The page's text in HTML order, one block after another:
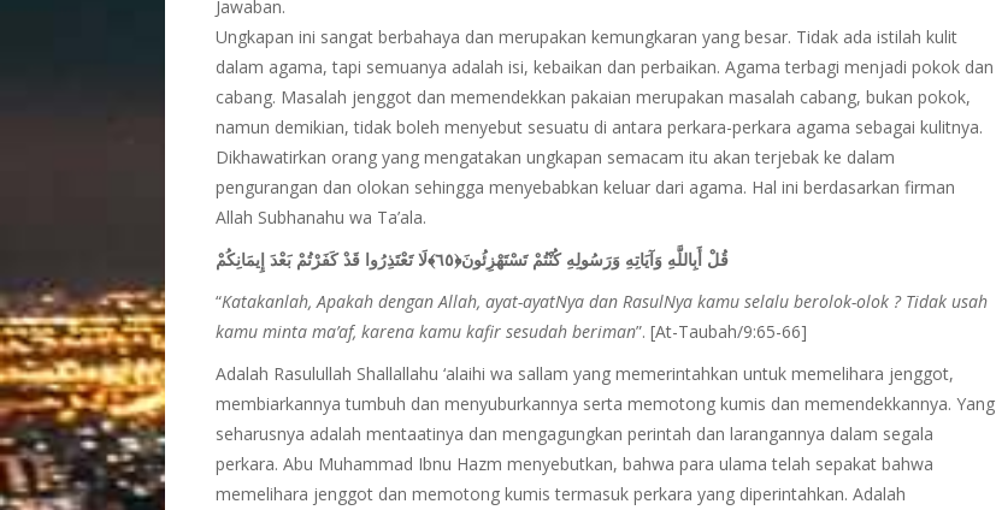
Jawaban.
Ungkapan ini sangat berbahaya dan merupakan kemungkaran yang besar. Tidak ada istilah kulit
dalam agama, tapi semuanya adalah isi, kebaikan dan perbaikan. Agama terbagi menjadi pokok dan
cabang. Masalah jenggot dan memendekkan pakaian merupakan masalah cabang, bukan pokok,
namun demikian, tidak boleh menyebut sesuatu di antara perkara-perkara agama sebagai kulitnya.
Dikhawatirkan orang yang mengatakan ungkapan semacam itu akan terjebak ke dalam
pengurangan dan olokan sehingga menyebabkan keluar dari agama. Hal ini berdasarkan firman
Allah Subhanahu wa Ta’ala.
قُلْ أَبِاللَّهِ وَآيَاتِهِ وَرَسُولِهِ كُنْتُمْ تَسْتَهْزِئُونَ﴿٦٥﴾لَا تَعْتَذِرُوا قَدْ كَفَرْتُمْ بَعْدَ إِيمَانِكُمْ
“Katakanlah, Apakah dengan Allah, ayat-ayatNya dan RasulNya kamu selalu berolok-olok ? Tidak usah
kamu minta ma’af, karena kamu kafir sesudah beriman”. [At-Taubah/9:65-66]
Adalah Rasulullah Shallallahu ‘alaihi wa sallam yang memerintahkan untuk memelihara jenggot,
membiarkannya tumbuh dan menyuburkannya serta memotong kumis dan memendekkannya. Yang
seharusnya adalah mentaatinya dan mengagungkan perintah dan larangannya dalam segala
perkara. Abu Muhammad Ibnu Hazm menyebutkan, bahwa para ulama telah sepakat bahwa
memelihara jenggot dan memotong kumis termasuk perkara yang diperintahkan. Adalah